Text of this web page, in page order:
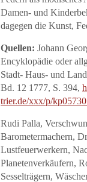
Damen- und
dagegen die Kunst,
Quellen: Johann
Encyklopädie oder
Stadt- Haus- und
Bd. 12 1777, S. 394,
trier.de/xxx/p/
Rudi Palla,
Barometermachern,
Lustfeuerwerkern,
Planetenverkäufern,
Sesselträgern,